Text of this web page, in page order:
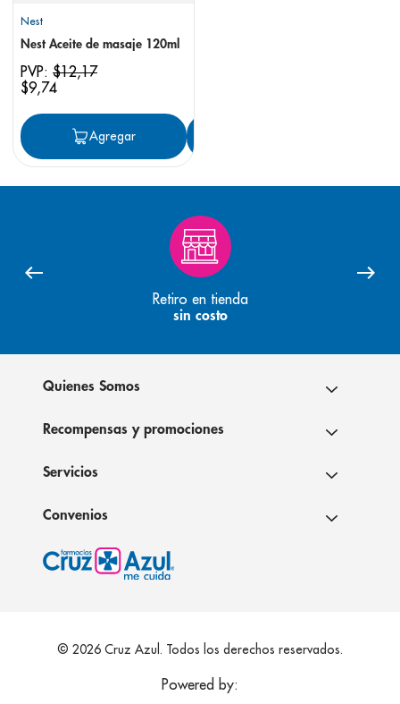
Nest
Nest Aceite de masaje 120ml
PVP: $12,17
$9,74
Agregar
Retiro en tienda
sin costo
Quienes Somos
Recompensas y promociones
Servicios
Convenios
© 2026 Cruz Azul. Todos los derechos reservados.
Powered by: